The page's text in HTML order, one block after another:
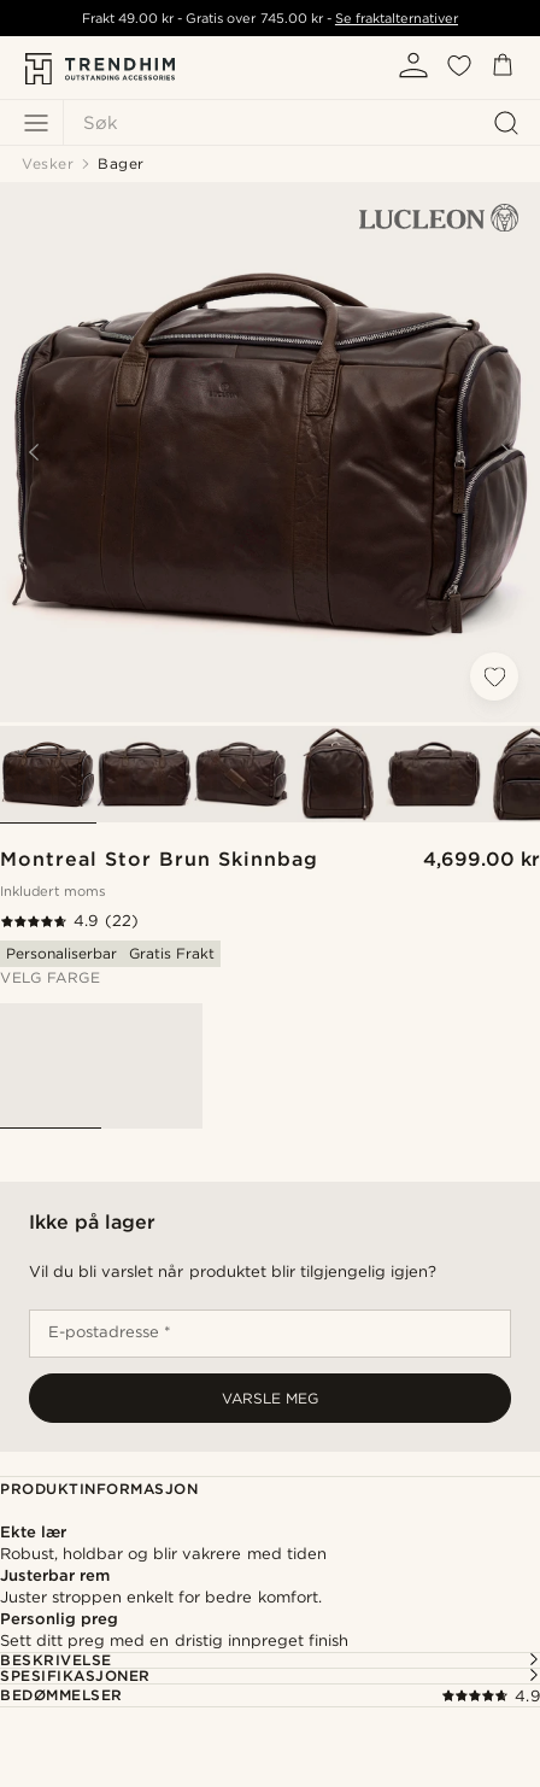
Søk
Frakt49.00 kr - Gratis over 745.00 kr- Se fraktalternativer
Vesker Bager
Montreal Stor Brun Skinnbag 4,699.00 kr
Inkludert moms
4.9 (22)
Personaliserbar
Gratis Frakt
VELG FARGE
Ikke på lager
Vil du bli varslet når produktet blir tilgjengelig igjen?
E-postadresse *
VARSLE MEG
PRODUKTINFORMASJON
Ekte lær
Robust, holdbar og blir vakrere med tiden
Justerbar rem
Juster stroppen enkelt for bedre komfort.
Personlig preg
Sett ditt preg med en dristig innpreget finish
BESKRIVELSE
SPESIFIKASJONER
BEDØMMELSER
4.9